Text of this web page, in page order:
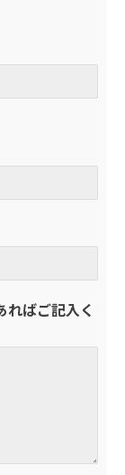
ばご記入く